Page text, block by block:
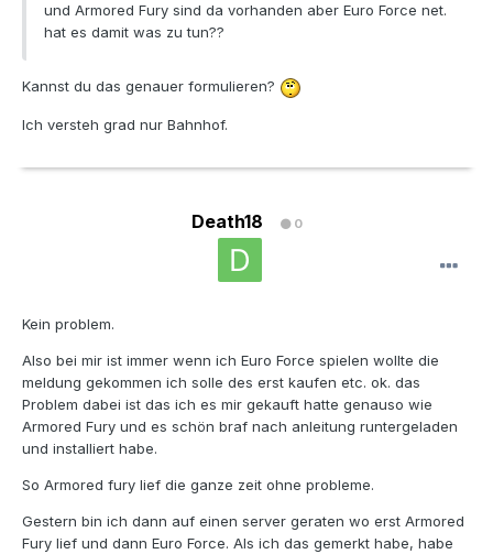
und Armored Fury sind da vorhanden aber Euro Force net.
hat es damit was zu tun??
Kannst du das genauer formulieren?
Ich versteh grad nur Bahnhof.
Death18 0
Kein problem.
Also bei mir ist immer wenn ich Euro Force spielen wollte die
meldung gekommen ich solle des erst kaufen etc. ok. das
Problem dabei ist das ich es mir gekauft hatte genauso wie
Armored Fury und es schön braf nach anleitung runtergeladen
und installiert habe.
So Armored fury lief die ganze zeit ohne probleme.
Gestern bin ich dann auf einen server geraten wo erst Armored
Fury lief und dann Euro Force. Als ich das gemerkt habe, habe